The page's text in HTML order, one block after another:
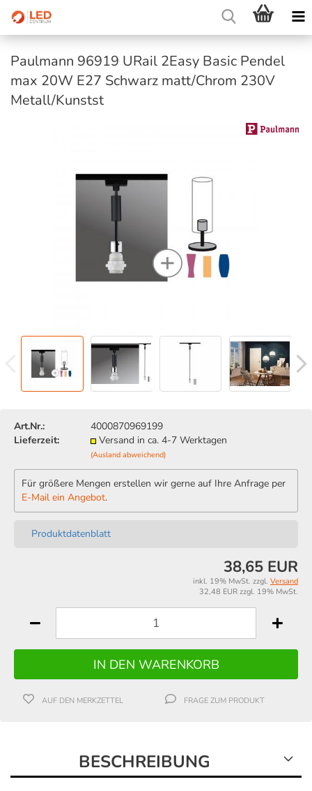
Paulmann 96919 URail 2Easy Basic Pendel
max 20W E27 Schwarz matt/Chrom 230V
Metall/Kunstst
Art.Nr.:
4000870969199
Lieferzeit:
Versand in ca. 4-7 Werktagen
(Ausland abweichend)
Für größere Mengen erstellen wir gerne auf Ihre Anfrage per
E-Mail ein Angebot.
Produktdatenblatt
38,65 EUR
inkl. 19% MwSt. zzgl. Versand
32,48 EUR zzgl. 19% MwSt.
AUF DEN MERKZETTEL FRAGE ZUM PRODUKT
BESCHREIBUNG